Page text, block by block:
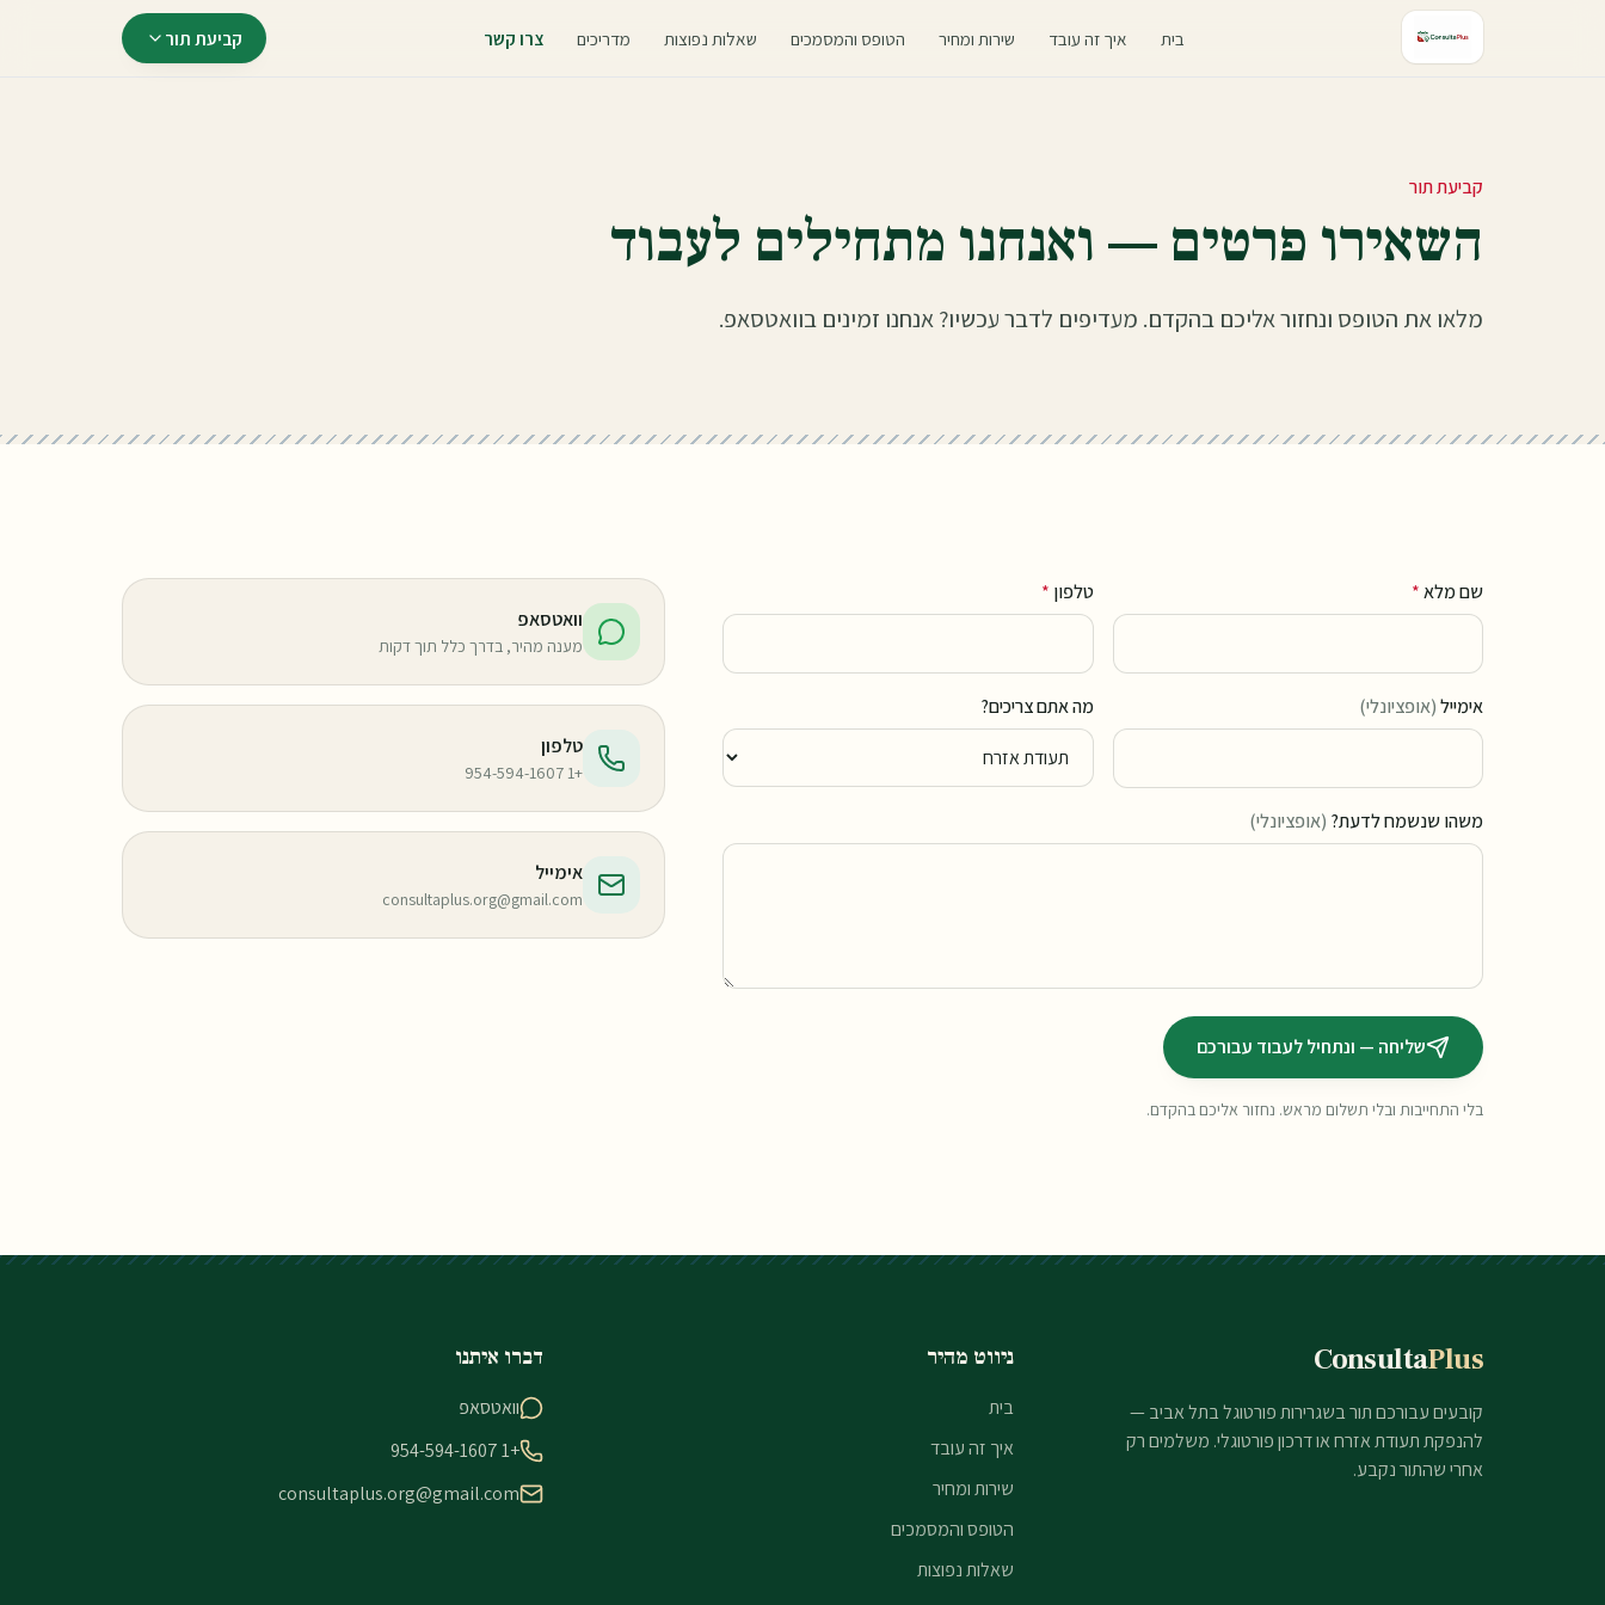
בית איך זה עובד שירות ומחיר הטופס והמסמכים שאלות נפוצות מדריכים צרו קשר קביעת תור
קביעת תור
השאירו פרטים — ואנחנו מתחילים לעבוד
מלאו את הטופס ונחזור אליכם בהקדם. מעדיפים לדבר עכשיו? אנחנו זמינים בוואטסאפ.
שם מלא* טלפון *
אימייל(אופציונלי) מה אתם צריכים?
משהו שנשמח לדעת? (אופציונלי)
שליחה — ונתחיל לעבוד עבורכם
בלי התחייבות ובלי תשלום מראש. נחזור אליכם בהקדם.
וואטסאפ
מענה מהיר, בדרך כלל תוך דקות
טלפון
+1 954-594-1607
אימייל
consultaplus.org@gmail.com
ConsultaPlus
קובעים עבורכם תור בשגרירות פורטוגל בתל אביב —
להנפקת תעודת אזרח או דרכון פורטוגלי. משלמים רק
אחרי שהתור נקבע.
ניווט מהיר
בית
איך זה עובד
שירות ומחיר
הטופס והמסמכים
שאלות נפוצות
דברו איתנו
וואטסאפ
+1 954-594-1607
consultaplus.org@gmail.com